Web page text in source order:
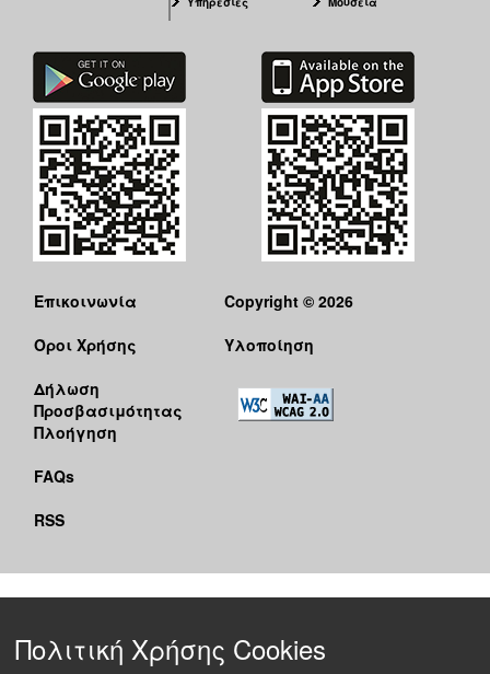
Επικοινωνία
Όροι Χρήσης
Δήλωση
Προσβασιμότητας
Πλοήγηση
FAQs
RSS
Copyright © 2026
Υλοποίηση
Πολιτική Χρήσης Cookies